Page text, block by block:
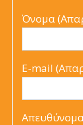
Όνομα
E-mail